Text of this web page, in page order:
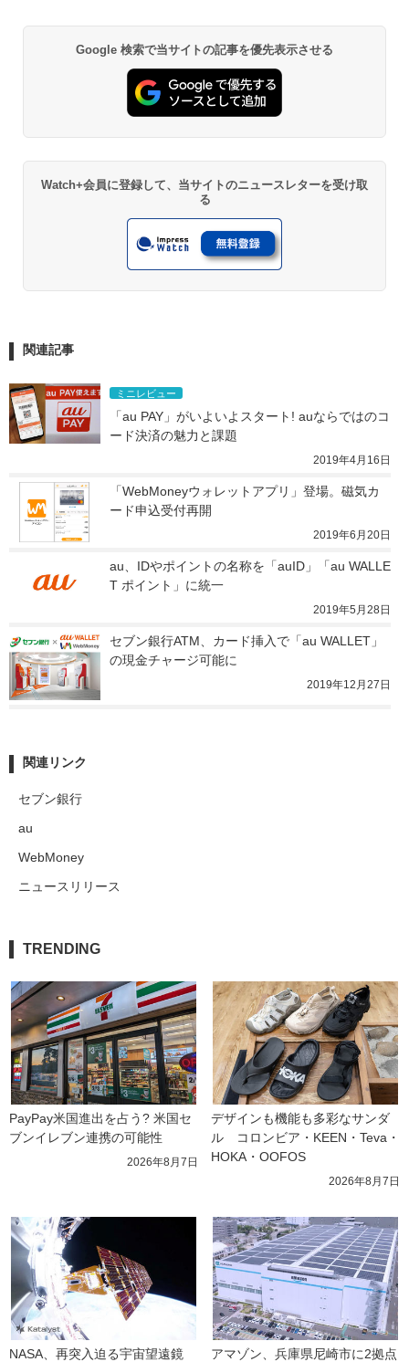
Google 検索で当サイトの記事を優先表示させる
Watch+会員に登録して、当サイトのニュースレターを受け取
る
関連記事
ミニレビュー
「au PAY」がいよいよスタート! auならではのコ
ード決済の魅力と課題
2019年4月16日
「WebMoneyウォレットアプリ」登場。磁気カ
ード申込受付再開
2019年6月20日
au、IDやポイントの名称を「auID」「au WALLE
T ポイント」に統一
2019年5月28日
セブン銀行ATM、カード挿入で「au WALLET」
の現金チャージ可能に
2019年12月27日
関連リンク
セブン銀行
au
WebMoney
ニュースリリース
TRENDING
PayPay米国進出を占う? 米国セ
ブンイレブン連携の可能性
2026年8月7日
デザインも機能も多彩なサンダ
ル　コロンビア・KEEN・Teva・
HOKA・OOFOS
2026年8月7日
NASA、再突入迫る宇宙望遠鏡 アマゾン、兵庫県尼崎市に2拠点